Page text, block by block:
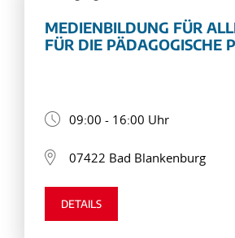
MEDIENBILDUNG FÜR
FÜR DIE PÄDAGOGISCHE
09:00 - 16:00 Uhr
07422 Bad Blankenburg
DETAILS